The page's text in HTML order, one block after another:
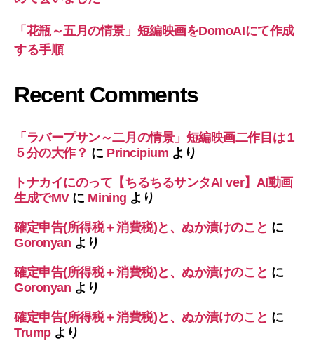
「花瓶～五月の情景」短編映画をDomoAIにて作成
する手順
Recent Comments
「ラバープサン～二月の情景」短編映画二作目は１
５分の大作？ に Principium より
トナカイにのって【ちるちるサンタAI ver】AI動画
生成でMVに Mining より
確定申告(所得税＋消費税)と、ぬか漬けのこと に
Goronyan より
確定申告(所得税＋消費税)と、ぬか漬けのこと に
Goronyan より
確定申告(所得税＋消費税)と、ぬか漬けのこと に
Trumpより